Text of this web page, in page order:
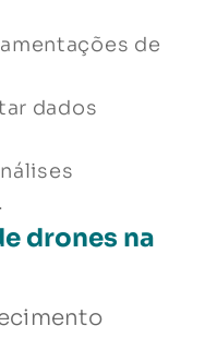
de
dados
drones na